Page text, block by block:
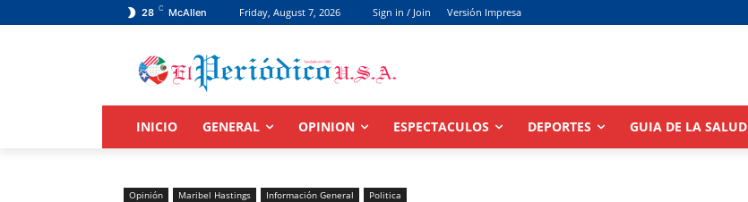
28 C McAllen Friday, August 7, 2026 Sign in / Join Versión Impresa
INICIO GENERAL OPINION ESPECTACULOS DEPORTES GUIA DE LA SALUD
Opinión Maribel Hastings Información General Politica